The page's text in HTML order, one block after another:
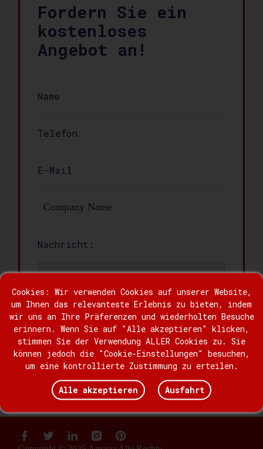
Fordern Sie ein
kostenloses
Angebot an!
Nachricht:
Aussenden
Cookies: Wir verwenden Cookies auf unserer Website,
um Ihnen das relevanteste Erlebnis zu bieten, indem
wir uns an Ihre Präferenzen und wiederholten Besuche
erinnern. Wenn Sie auf "Alle akzeptieren" klicken,
stimmen Sie der Verwendung ALLER Cookies zu. Sie
können jedoch die "Cookie-Einstellungen" besuchen,
um eine kontrollierte Zustimmung zu erteilen.
Alle akzeptieren Ausfahrt